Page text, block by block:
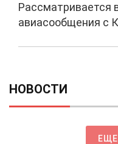
Рассматривается
авиасообщения с
НОВОСТИ